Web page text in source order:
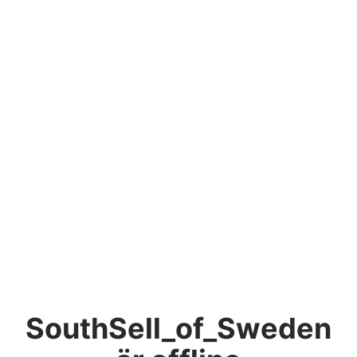
SouthSell_of_Sweden